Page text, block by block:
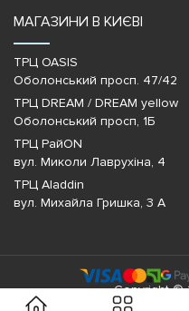
МАГАЗИНИ В КИЄВІ
ТРЦ OASIS
Оболонський просп. 47/42
ТРЦ DREAM / DREAM yellow
Оболонський просп, 1Б
ТРЦ РайON
вул. Миколи Лаврухіна, 4
ТРЦ Aladdin
вул. Михайла Гришка, 3 А
Copyright ©